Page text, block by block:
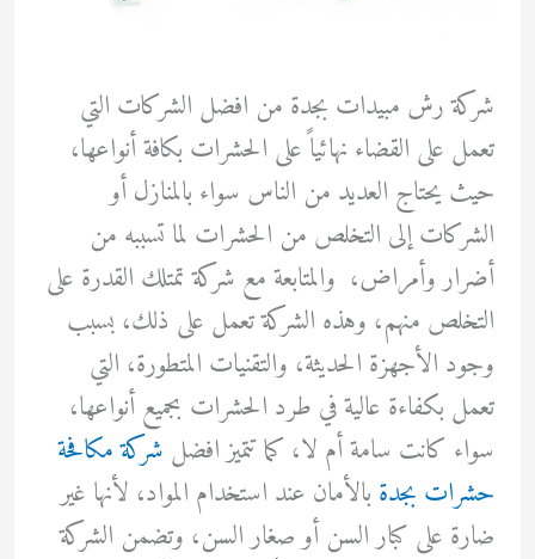
شركة رش مبيدات بجدة من افضل الشركات التي
تعمل على القضاء نهائياً على الحشرات بكافة أنواعها،
حيث يحتاج العديد من الناس سواء بالمنازل أو
الشركات إلى التخلص من الحشرات لما تسببه من
أضرار وأمراض، والمتابعة مع شركة تمتلك القدرة على
التخلص منهم، وهذه الشركة تعمل على ذلك، بسبب
وجود الأجهزة الحديثة، والتقنيات المتطورة، التي
تعمل بكفاءة عالية في طرد الحشرات بجميع أنواعها،
سواء كانت سامة أم لا، كما تتميز افضل شركة مكافحة
حشرات بجدة بالأمان عند استخدام المواد، لأنها غير
ضارة على كبار السن أو صغار السن، وتضمن الشركة